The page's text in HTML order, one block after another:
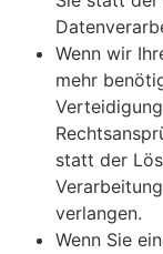
Wenn wir
mehr
statt der
verlangen.
Wenn Sie